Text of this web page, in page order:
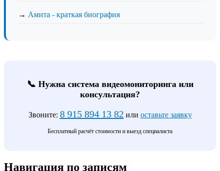
→ Амита - краткая биография
📞 Нужна система видеомониторинга или
консультация?
Звоните: 8 915 894 13 82 или оставьте заявку
Бесплатный расчёт стоимости и выезд специалиста
Навигация по записям